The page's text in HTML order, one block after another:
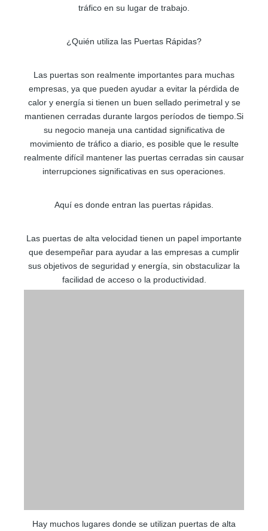
tráfico en su lugar de trabajo.
¿Quién utiliza las Puertas Rápidas?
Las puertas son realmente importantes para muchas
empresas, ya que pueden ayudar a evitar la pérdida de
calor y energía si tienen un buen sellado perimetral y se
mantienen cerradas durante largos períodos de tiempo.Si
su negocio maneja una cantidad significativa de
movimiento de tráfico a diario, es posible que le resulte
realmente difícil mantener las puertas cerradas sin causar
interrupciones significativas en sus operaciones.
Aquí es donde entran las puertas rápidas.
Las puertas de alta velocidad tienen un papel importante
que desempeñar para ayudar a las empresas a cumplir
sus objetivos de seguridad y energía, sin obstaculizar la
facilidad de acceso o la productividad.
Hay muchos lugares donde se utilizan puertas de alta